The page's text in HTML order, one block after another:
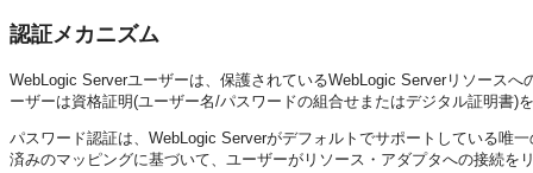
認証メカニズム
WebLogic Serverユーザーは、保護されているWebLogic Server リソースへ
ーザーは資格証明(ユーザー名/パスワードの組合せまたはデジタル証明書)を
パスワード認証は、WebLogic Serverがデフォルトでサポートしている唯
済みのマッピングに基づいて、ユーザーがリソース・アダプタへの接続